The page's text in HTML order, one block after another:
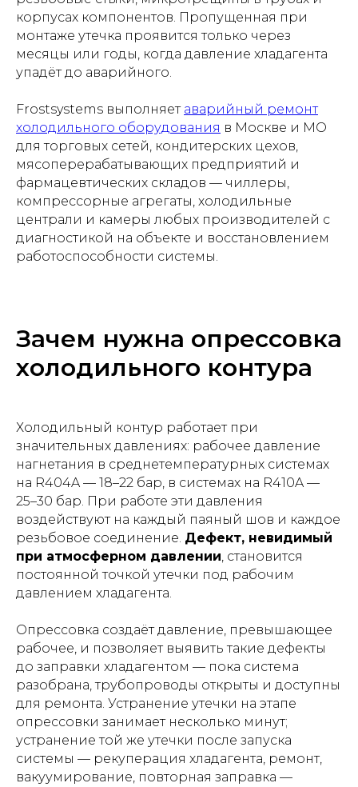
корпусах компонентов. Пропущенная при
монтаже утечка проявится только через
месяцы или годы, когда давление хладагента
упадёт до аварийного.
Frostsystems выполняет аварийный ремонт
холодильного оборудования в Москве и МО
для торговых сетей, кондитерских цехов,
мясоперерабатывающих предприятий и
фармацевтических складов — чиллеры,
компрессорные агрегаты, холодильные
централи и камеры любых производителей с
диагностикой на объекте и восстановлением
работоспособности системы.
Зачем нужна опрессовка
холодильного контура
Холодильный контур работает при
значительных давлениях: рабочее давление
нагнетания в среднетемпературных системах
на R404A — 18–22 бар, в системах на R410A —
25–30 бар. При работе эти давления
воздействуют на каждый паяный шов и каждое
резьбовое соединение. Дефект, невидимый
при атмосферном давлении, становится
постоянной точкой утечки под рабочим
давлением хладагента.
Опрессовка создаёт давление, превышающее
рабочее, и позволяет выявить такие дефекты
до заправки хладагентом — пока система
разобрана, трубопроводы открыты и доступны
для ремонта. Устранение утечки на этапе
опрессовки занимает несколько минут;
устранение той же утечки после запуска
системы — рекуперация хладагента, ремонт,
вакуумирование, повторная заправка —